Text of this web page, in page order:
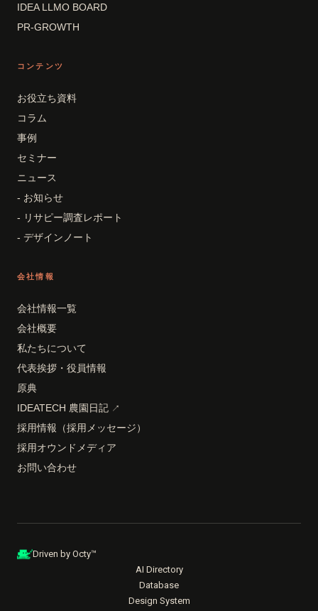
IDEA LLMO BOARD
PR-GROWTH
コンテンツ
お役立ち資料
コラム
事例
セミナー
ニュース
- お知らせ
- リサピー調査レポート
- デザインノート
会社情報
会社情報一覧
会社概要
私たちについて
代表挨拶・役員情報
原典
IDEATECH 農園日記 ↗
採用情報（採用メッセージ）
採用オウンドメディア
お問い合わせ
Driven by Octy™
AI Directory
Database
Design System